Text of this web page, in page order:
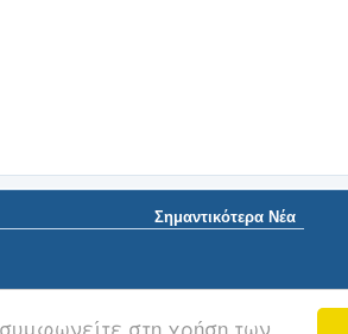
στη χρήση των
Σημαντικότερα Νέα